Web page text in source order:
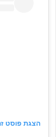
הצגת פוסט